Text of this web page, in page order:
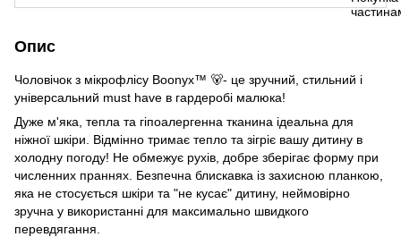
Опис
Чоловічок з мікрофлісу Boonyx™ 🐻- це зручний, стильний і
універсальний must have в гардеробі малюка!
Дуже м'яка, тепла та гіпоалергенна тканина ідеальна для
ніжної шкіри. Відмінно тримає тепло та зігріє вашу дитину в
холодну погоду! Не обмежує рухів, добре зберігає форму при
численних праннях. Безпечна блискавка із захисною планкою,
яка не стосується шкіри та "не кусає" дитину, неймовірно
зручна у використанні для максимально швидкого
перевдягання.